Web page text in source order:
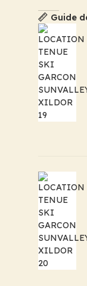
Guide